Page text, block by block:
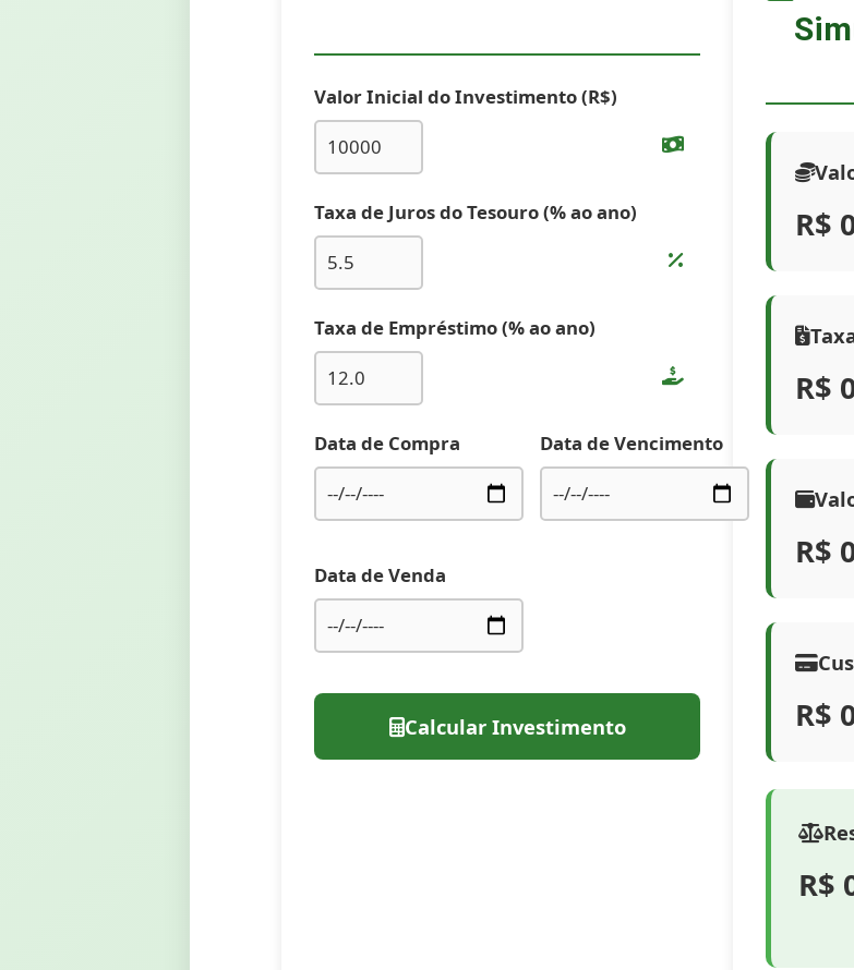
Valor Inicial do Investimento (R$)
Taxa de Juros do Tesouro (% ao ano)
Taxa de Empréstimo (% ao ano)
Data de Compra Data de Vencimento
Data de Venda
Calcular Investimento
R$
R$
R$
R$
R$